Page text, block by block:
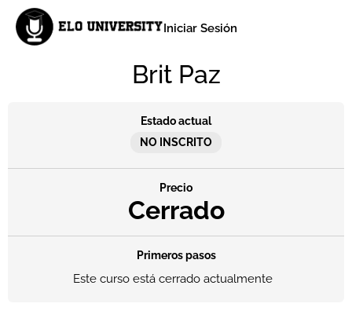
Iniciar Sesión
Brit Paz
Estado actual
NO INSCRITO
Precio
Cerrado
Primeros pasos
Este curso está cerrado actualmente